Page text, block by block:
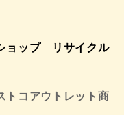
ョップ リサイクル
トコアウトレット商